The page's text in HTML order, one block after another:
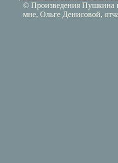
© Произведения Пушкина
мне, Ольге Денисовой,